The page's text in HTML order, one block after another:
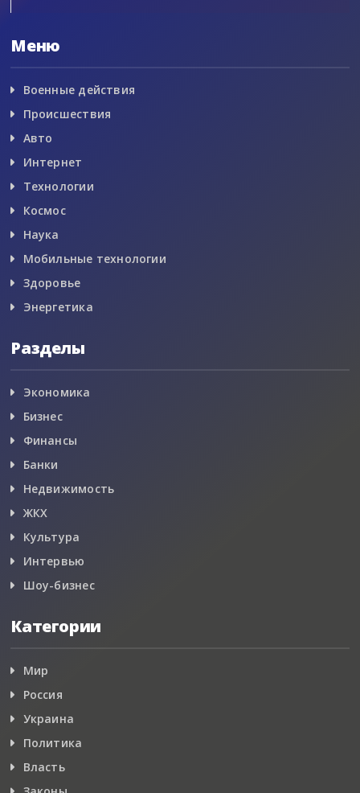
Меню
Военные действия
Происшествия
Авто
Интернет
Технологии
Космос
Наука
Мобильные технологии
Здоровье
Энергетика
Разделы
Экономика
Бизнес
Финансы
Банки
Недвижимость
ЖКХ
Культура
Интервью
Шоу-бизнес
Категории
Мир
Россия
Украина
Политика
Власть